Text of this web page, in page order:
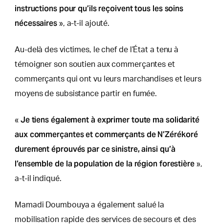
instructions pour qu’ils reçoivent tous les soins
nécessaires», a-t-il ajouté.
Au-delà des victimes, le chef de l’État a tenu à
témoigner son soutien aux commerçantes et
commerçants qui ont vu leurs marchandises et leurs
moyens de subsistance partir en fumée.
« Je tiens également à exprimer toute ma solidarité
aux commerçantes et commerçants de N’Zérékoré
durement éprouvés par ce sinistre, ainsi qu’à
l’ensemble de la population de la région forestière»,
a-t-il indiqué.
Mamadi Doumbouya a également salué la
mobilisation rapide des services de secours et des